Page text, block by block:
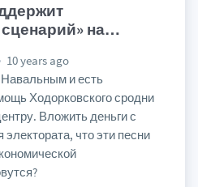
на…
10 years ago
и есть
Ходорковского сродни
Вложить деньги с
что эти песни